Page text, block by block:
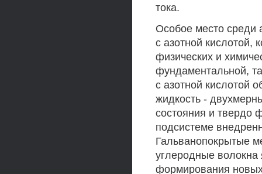
тока.
Особое место среди
с азотной кислотой,
физических и
фундаментальной,
с азотной кислотой
жидкость -
состояния и твердо
подсистеме
Гальванопокрытые
углеродные
формирования